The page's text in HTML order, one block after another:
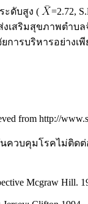
ะดับสูง (
=2.72,
ริมสุขภาพตำบลจั
ารบริหารอย่าง
from http://
คุมโรคไม่ติดต่อ
Mcgraw Hill.